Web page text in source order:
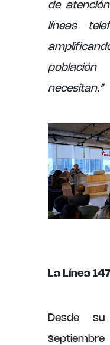
de
líneas
necesitan.”
La Línea
Desde su